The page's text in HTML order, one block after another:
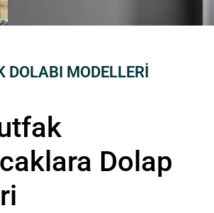
DOLABI MODELLERİ
Dolap